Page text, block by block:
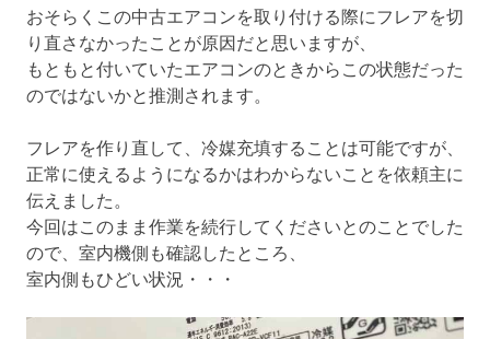
おそらくこの中古エアコンを取り付ける際にフレアを切
り直さなかったことが原因だと思いますが、
もともと付いていたエアコンのときからこの状態だった
のではないかと推測されます。
フレアを作り直して、冷媒充填することは可能ですが、
正常に使えるようになるかはわからないことを依頼主に
伝えました。
今回はこのまま作業を続行してくださいとのことでした
ので、室内機側も確認したところ、
室内側もひどい状況・・・